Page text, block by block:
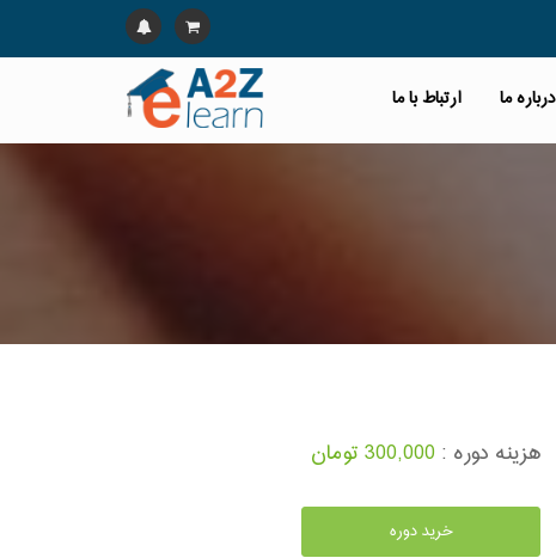
درباره ما ارتباط با ما
هزینه دوره : 300,000 تومان
خرید دوره